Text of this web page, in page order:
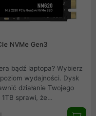
NVMe Gen3
bądź laptopa? Wybierz
wydajności. Dysk
działanie Twojego
sprawi, że
błyskawiczne. Interfejs